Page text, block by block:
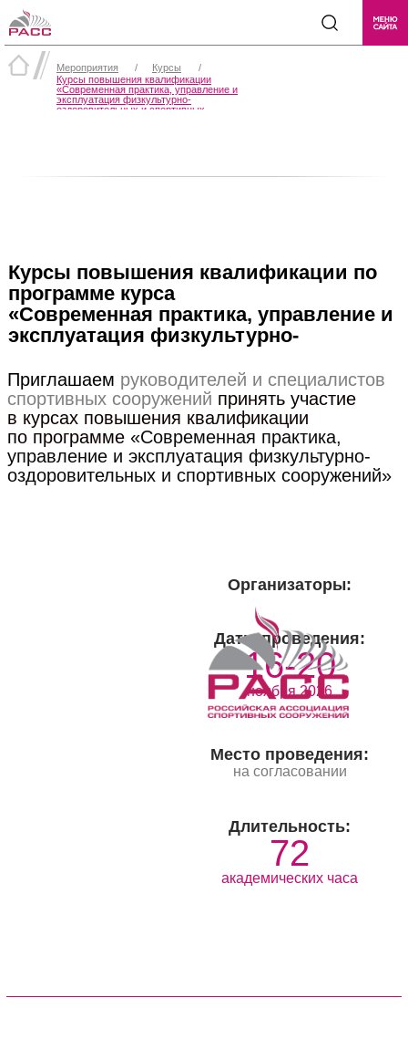
Мероприятия Курсы
/
Курсы повышения квалификации
«Современная практика, управление и
эксплуатация физкультурно-
оздоровительных и спортивных
/
Курсы повышения квалификации по
программе курса
«Современная практика, управление и
эксплуатация физкультурно-
сооружений»
Приглашаем руководителей и специалистов
спортивных сооружений принять участие
в курсах повышения квалификации
по программе «Современная практика,
управление и эксплуатация физкультурно-
оздоровительных и спортивных сооружений»
Длительность:
72
академических часа
Место проведения:
на согласовании
Даты проведения:
16-20
ноября 2026
Организаторы: